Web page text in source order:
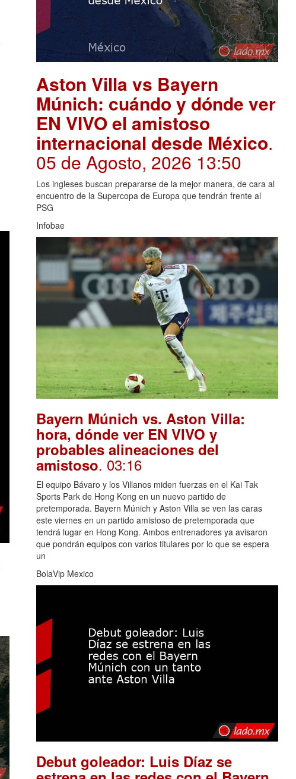
Aston Villa vs Bayern
Múnich: cuándo y dónde ver
EN VIVO el amistoso
internacional desde México.
05 de Agosto, 2026 13:50
Los ingleses buscan prepararse de la mejor manera, de cara al
encuentro de la Supercopa de Europa que tendrán frente al
PSG
Infobae
Bayern Múnich vs. Aston Villa:
hora, dónde ver EN VIVO y
probables alineaciones del
amistoso. 03:16
El equipo Bávaro y los Villanos miden fuerzas en el Kai Tak
Sports Park de Hong Kong en un nuevo partido de
pretemporada. Bayern Múnich y Aston Villa se ven las caras
este viernes en un partido amistoso de pretemporada que
tendrá lugar en Hong Kong. Ambos entrenadores ya avisaron
que pondrán equipos con varios titulares por lo que se espera
un
BolaVip Mexico
Debut goleador: Luis Díaz se